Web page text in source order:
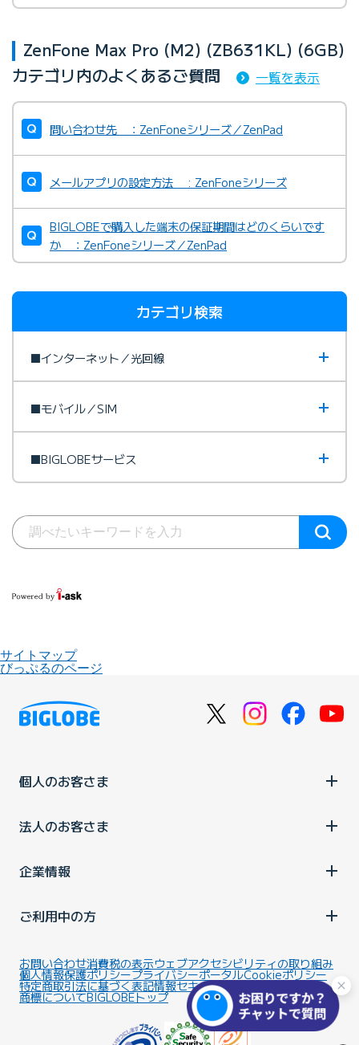
ZenFone Max Pro (M2) (ZB631KL) (6GB)
カテゴリ内のよくあるご質問
一覧を表示
問い合わせ先 ：ZenFoneシリーズ／ZenPad
メールアプリの設定方法 : ZenFoneシリーズ
BIGLOBEで購入した端末の保証期間はどのくらいです
か ：ZenFoneシリーズ／ZenPad
カテゴリ検索
■インターネット／光回線
■モバイル／SIM
■BIGLOBEサービス
サイトマップ
びっぷるのページ
個人のお客さま
法人のお客さま
企業情報
ご利用中の方
お問い合わせ消費税の表示ウェブアクセシビリティの取り組み
個人情報保護ポリシープライバシーポータルCookieポリシー
特定商取引法に基づく表記情報セキュリティ基本方針
商標についてBIGLOBEトップ